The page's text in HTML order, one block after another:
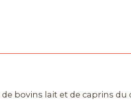
de bovins lait et de caprins